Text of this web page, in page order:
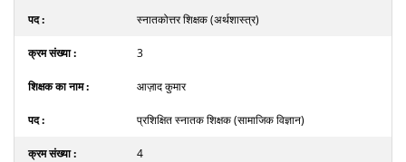
स्नातकोत्तर शिक्षक (अर्थशास्त्र)
3
आज़ाद कुमार
प्रशिक्षित स्नातक शिक्षक (सामाजिक विज्ञान)
4